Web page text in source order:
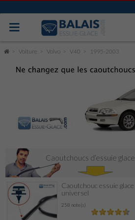
VALEO
CAOUTCHOUC UNIVERSEL
ESSUIE GLACE ARRIÈRE
Voiture Volvo V40 1995-2003
Caoutchoucs d’essuie glace
Caoutchouc essuie glace
universel
258 note(s)